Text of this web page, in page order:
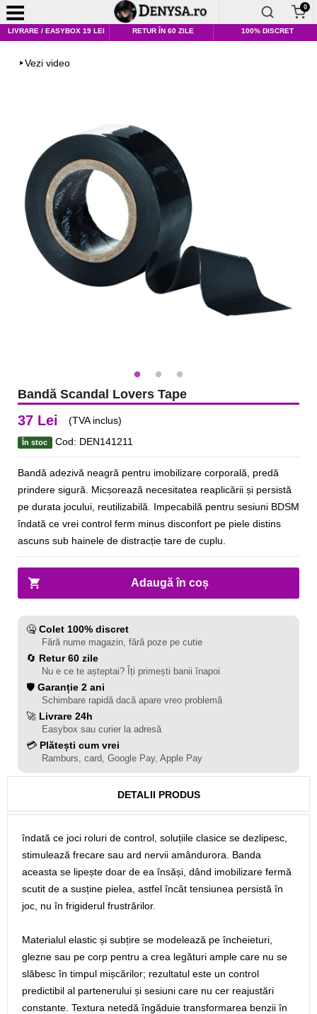
0
LIVRARE / EASYBOX 19 LEI RETUR ÎN 60 ZILE 100% DISCRET
Vezi video
Bandă Scandal Lovers Tape
37 Lei (TVA inclus)
În stoc Cod: DEN141211
Bandă adezivă neagră pentru imobilizare corporală, predă
prindere sigură. Micșorează necesitatea reaplicării și persistă
pe durata jocului, reutilizabilă. Impecabilă pentru sesiuni BDSM
îndată ce vrei control ferm minus disconfort pe piele distins
ascuns sub hainele de distracție tare de cuplu.
Adaugă în coș
🤐 Colet 100% discret
Fără nume magazin, fără poze pe cutie
🔄 Retur 60 zile
Nu e ce te așteptai? Îți primești banii înapoi
🛡️ Garanție 2 ani
Schimbare rapidă dacă apare vreo problemă
🚀 Livrare 24h
Easybox sau curier la adresă
💳 Plătești cum vrei
Ramburs, card, Google Pay, Apple Pay
DETALII PRODUS
îndată ce joci roluri de control, soluțiile clasice se dezlipesc,
stimulează frecare sau ard nervii amândurora. Banda
aceasta se lipește doar de ea însăși, dând imobilizare fermă
scutit de a susține pielea, astfel încât tensiunea persistă în
joc, nu în frigiderul frustrărilor.
Materialul elastic și subțire se modelează pe încheieturi,
glezne sau pe corp pentru a crea legături ample care nu se
slăbesc în timpul mișcărilor; rezultatul este un control
predictibil al partenerului și sesiuni care nu cer reajustări
constante. Textura netedă îngăduie transformarea benzii în